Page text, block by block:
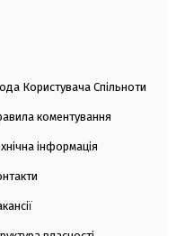
Користувача Спільноти
коментування
інформація